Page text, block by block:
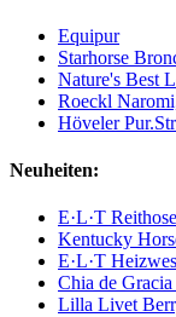
Equipur
Starhorse
Nature's Best
Roeckl
Höveler
Neuheiten:
E·L·T
Kentucky
E·L·T
Chia de
Lilla Livet